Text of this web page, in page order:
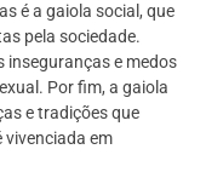
é a gaiola social, que
pela sociedade.
inseguranças e medos
Por fim, a gaiola
e tradições que
vivenciada em